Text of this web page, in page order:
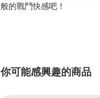
般的戰鬥快感吧！
你可能感興趣的商品